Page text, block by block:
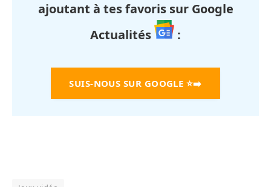
ajoutant à tes favoris sur Google
Actualités
:
SUIS-NOUS SUR GOOGLE ⭐➡️